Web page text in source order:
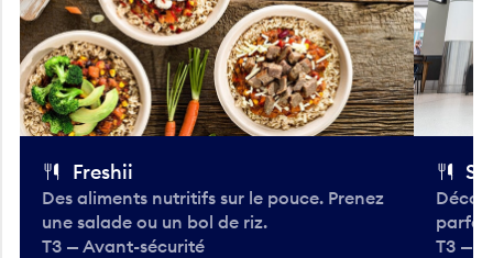
Freshii
Des aliments nutritifs sur le pouce. Prenez
une salade ou un bol de riz.
T3 — Avant-sécurité
T3 —